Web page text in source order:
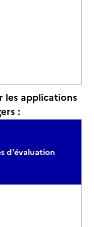
les applications
:
d'évaluation